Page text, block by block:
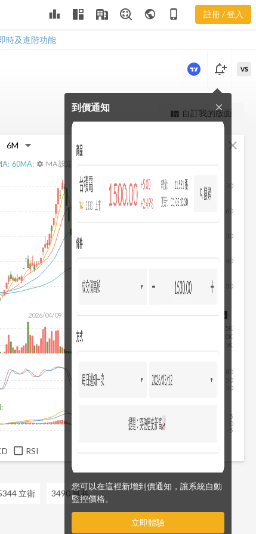
leaderboard public phone_iphone 註冊 / 登入
時及進階功能
3339 EPS
更強大的進階價量圖表
notification_add
到價通知
您可以在這裡新增到價通知，讓系統自動
監控價格。
立即體驗
close
VS
view_quilt 自訂我的版面
close
2026/04/09
30
40
50
60
70
2026/08/06
5K
10K
15K
60MA: settings MA 設定
20
50
80
-5
0
5
RSI
立衛 3490 單井